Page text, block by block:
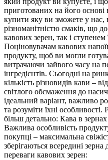
приготованих на його основі
купити яку ви зможете у нас,
різноманітністю смаків, що
кавових зерен, так і
Поціновувачам кавових
продукту, щоб ви могли
витрачаючи зайвого часу на
інгредієнтів. Сьогодні на
кількість різновидів кави –
світлого обсмаження до
ідеальний варіант, важливо
та розуміти їхні
більш детально: Кава в
Важлива особливість
покупці – максимальна
зберігаються всередині
переваги кавових зерен: